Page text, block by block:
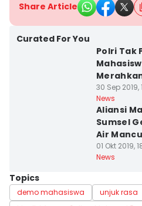
Share Article
Curated For You
Polri Tak
30 Sep 2019,
News
Aliansi
Sumsel
Air
01 Okt 2019,
News
Topics
demo mahasiswa unjuk rasa